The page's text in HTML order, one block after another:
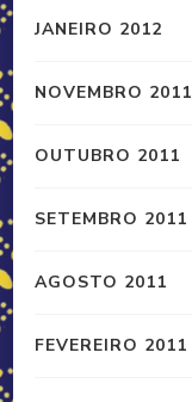
JANEIRO 2012
NOVEMBRO 2011
OUTUBRO 2011
SETEMBRO 2011
AGOSTO 2011
FEVEREIRO 2011